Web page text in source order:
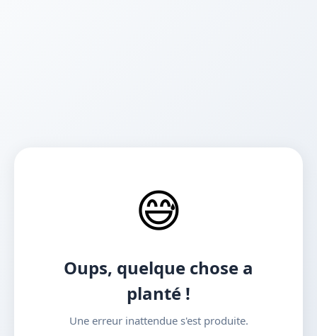
😅
Oups, quelque chose a
planté !
Une erreur inattendue s'est produite.